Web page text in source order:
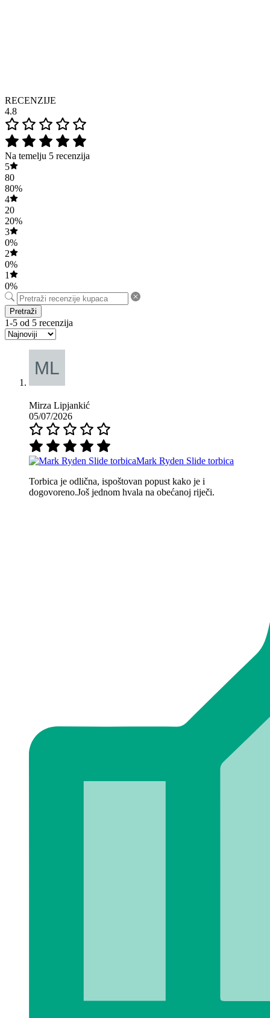
RECENZIJE
4.8
Na temelju 5 recenzija
5
80
80%
4
20
20%
3
0%
2
0%
1
0%
Pretraži
1-5 od 5 recenzija
Mirza Lipjankić
05/07/2026
Mark Ryden Slide torbica
Torbica je odlična, ispoštovan popust kako je i
dogovoreno.Još jednom hvala na obećanoj riječi.